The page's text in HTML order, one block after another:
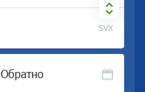
SVX
Обратно